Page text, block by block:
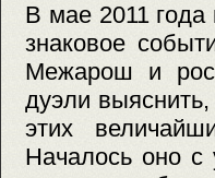
В мае 2011
знаковое
Межарош и
дуэли
этих
Началось оно с